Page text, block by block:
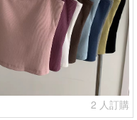
2 人訂購